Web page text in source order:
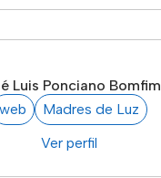
Luis Ponciano Bomfim
web
Madres de Luz
Ver perfil